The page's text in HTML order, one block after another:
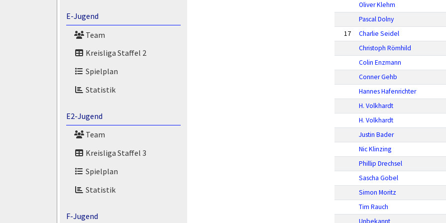
E-Jugend
Team
Kreisliga Staffel 2
Spielplan
Statistik
E2-Jugend
Team
Kreisliga Staffel 3
Spielplan
Statistik
F-Jugend
Oliver Klehm
Pascal Dolny
17
Charlie Seidel
Christoph Römhild
Colin Enzmann
Conner Gehb
Hannes Hafenrichter
H. Volkhardt
H. Volkhardt
Justin Bader
Nic Klinzing
Phillip Drechsel
Sascha Gobel
Simon Moritz
Tim Rauch
Unbekannt